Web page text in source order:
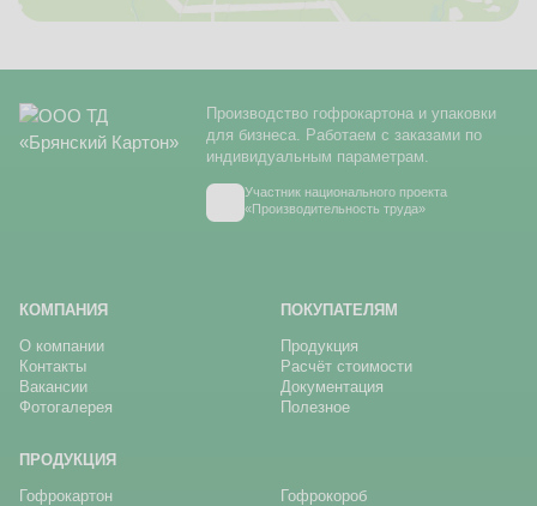
Производство гофрокартона и упаковки
для бизнеса. Работаем с заказами по
индивидуальным параметрам.
Участник национального проекта
«Производительность труда»
КОМПАНИЯ
О компании
Контакты
Вакансии
Фотогалерея
ПОКУПАТЕЛЯМ
Продукция
Расчёт стоимости
Документация
Полезное
ПРОДУКЦИЯ
Гофрокартон
Гофрокороб